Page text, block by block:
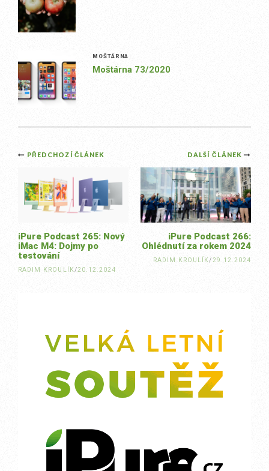
MOŠTÁRNA
Moštárna 73/2020
Post
navigation
DALŠÍ ČLÁNEK
iPure Podcast 266:
Ohlédnutí za rokem 2024
RADIM KROULÍK/29.12.2024
PŘEDCHOZÍ ČLÁNEK
iPure Podcast 265: Nový
iMac M4: Dojmy po
testování
RADIM KROULÍK/20.12.2024